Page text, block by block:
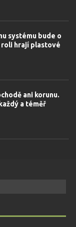
systému bude o
roli hrají plastové
ani korunu.
a téměř